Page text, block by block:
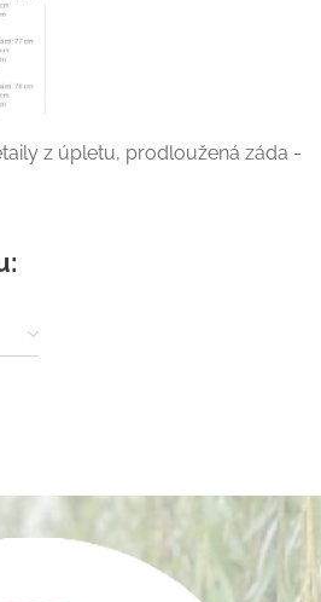
z úpletu, prodloužená záda -